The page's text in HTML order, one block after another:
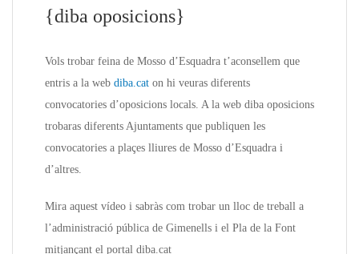
{diba oposicions}
Vols trobar feina de Mosso d’Esquadra t’aconsellem que
entris a la web diba.cat on hi veuras diferents
convocatories d’oposicions locals. A la web diba oposicions
trobaras diferents Ajuntaments que publiquen les
convocatories a plaçes lliures de Mosso d’Esquadra i
d’altres.
Mira aquest vídeo i sabràs com trobar un lloc de treball a
l’administració pública de Gimenells i el Pla de la Font
mitjançant el portal diba.cat